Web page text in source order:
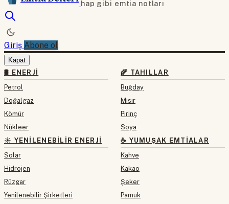
hap gibi emtia notları
Giriş Abone ol
Kapat
🛢 ENERJI
Petrol
Doğalgaz
Kömür
Nükleer
☀️ YENILENEBILIR ENERJI
Solar
Hidrojen
Rüzgar
Yenilenebilir Şirketleri
🌾 TAHILLAR
Buğday
Mısır
Pirinç
Soya
☕ YUMUŞAK EMTIALAR
Kahve
Kakao
Şeker
Pamuk